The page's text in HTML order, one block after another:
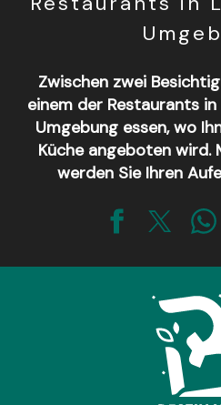
Zwischen zwei
einem der Restaurants
Umgebung essen, wo
Küche angeboten wird.
werden Sie Ihren
La Grée des Landes - Les
Tartines et Bouchons
Maison Yves Rocher -
Restaurant Au Bout du Pont